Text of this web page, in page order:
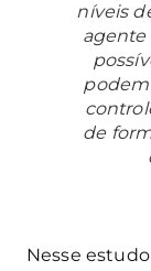
níveis
agente
de
Nesse